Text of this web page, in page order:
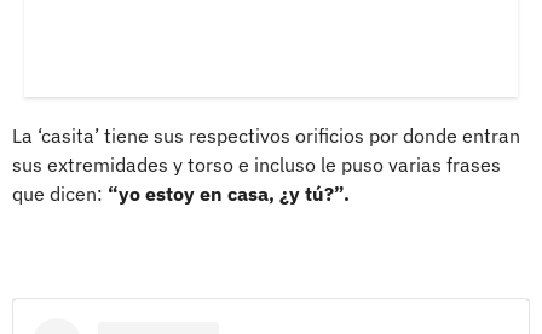
La ‘casita’ tiene sus respectivos orificios por donde entran
sus extremidades y torso e incluso le puso varias frases
que dicen: “yo estoy en casa, ¿y tú?”.